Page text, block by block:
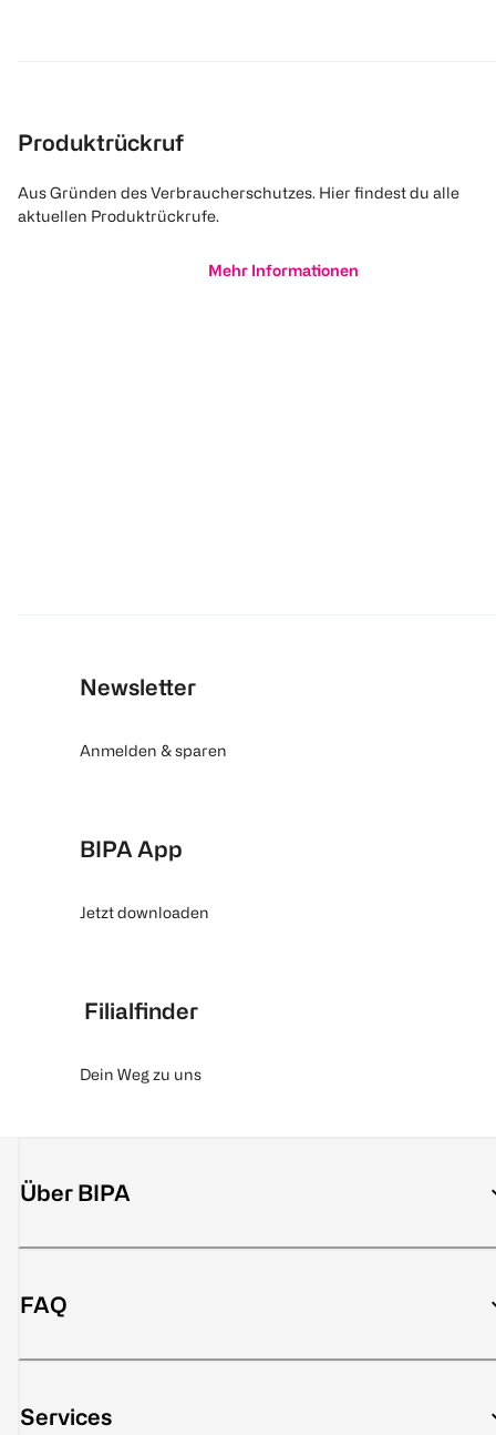
Produktrückruf
Aus Gründen des Verbraucherschutzes. Hier findest du alle
aktuellen Produktrückrufe.
Mehr Informationen
Newsletter
Anmelden & sparen
BIPA App
Jetzt downloaden
Filialfinder
Dein Weg zu uns
Über BIPA
FAQ
Services